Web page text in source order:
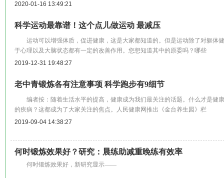
2020-01-16 13:49:21
科学运动最靠谱！这个点儿做运动 最减压
运动可以增强体质，促进健康，这是大家都知道的。但是运动除了对躯体
于心理以及大脑状态都有一定的改善作用。您想知道其中的原委吗？哪些
2019-12-31 19:48:27
老中青锻炼各有注意事项 科学跑步有9细节
编者按：随着生活水平的提高，健康成为我们最关注的话题。什么才是健
的疾病？这都成为了大家关注的焦点。人民健康网推出《金台养生园》栏
2019-09-04 14:38:27
何时锻炼效果好？研究：晨练助减重晚练有效率
何时锻炼效果好，新研究显示——